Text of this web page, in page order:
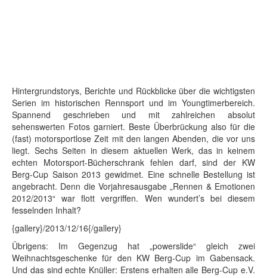
Hintergrundstorys, Berichte und Rückblicke über die wichtigsten
Serien im historischen Rennsport und im Youngtimerbereich.
Spannend geschrieben und mit zahlreichen absolut
sehenswerten Fotos garniert. Beste Überbrückung also für die
(fast) motorsportlose Zeit mit den langen Abenden, die vor uns
liegt. Sechs Seiten in diesem aktuellen Werk, das in keinem
echten Motorsport-Bücherschrank fehlen darf, sind der KW
Berg-Cup Saison 2013 gewidmet. Eine schnelle Bestellung ist
angebracht. Denn die Vorjahresausgabe „Rennen & Emotionen
2012/2013“ war flott vergriffen. Wen wundert’s bei diesem
fesselnden Inhalt?
{gallery}/2013/12/16{/gallery}
Übrigens: Im Gegenzug hat „powerslide“ gleich zwei
Weihnachtsgeschenke für den KW Berg-Cup im Gabensack.
Und das sind echte Knüller: Erstens erhalten alle Berg-Cup e.V.